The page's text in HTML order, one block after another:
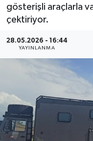
gösterişli araçlarla
çektiriyor.
28.05.2026 - 16:44
YAYINLANMA
ÖZEL HABER
SAĞLIK
SOSYAL
SPONSORLU